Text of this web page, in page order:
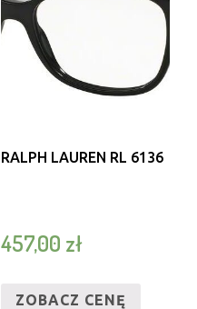
RALPH LAUREN RL 6136
457,00 zł
ZOBACZ CENĘ